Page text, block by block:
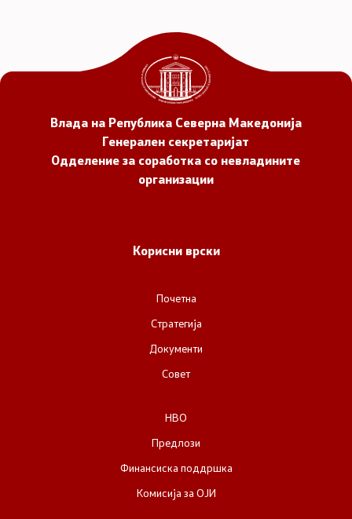
Влада на Република Северна Македонија
Генерален секретаријат
Одделение за соработка со невладините
организации
Корисни врски
Почетна
Стратегија
Документи
Совет
НВО
Предлози
Финансиска поддршка
Комисија за ОЈИ